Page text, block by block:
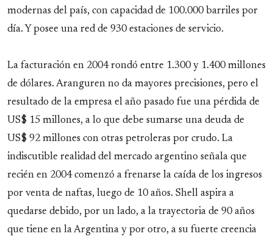
modernas del país, con capacidad de 100.000 barriles por
día. Y posee una red de 930 estaciones de servicio.
La facturación en 2004 rondó entre 1.300 y 1.400 millones
de dólares. Aranguren no da mayores precisiones, pero el
resultado de la empresa el año pasado fue una pérdida de
US$ 15 millones, a lo que debe sumarse una deuda de
US$ 92 millones con otras petroleras por crudo. La
indiscutible realidad del mercado argentino señala que
recién en 2004 comenzó a frenarse la caída de los ingresos
por venta de naftas, luego de 10 años. Shell aspira a
quedarse debido, por un lado, a la trayectoria de 90 años
que tiene en la Argentina y por otro, a su fuerte creencia